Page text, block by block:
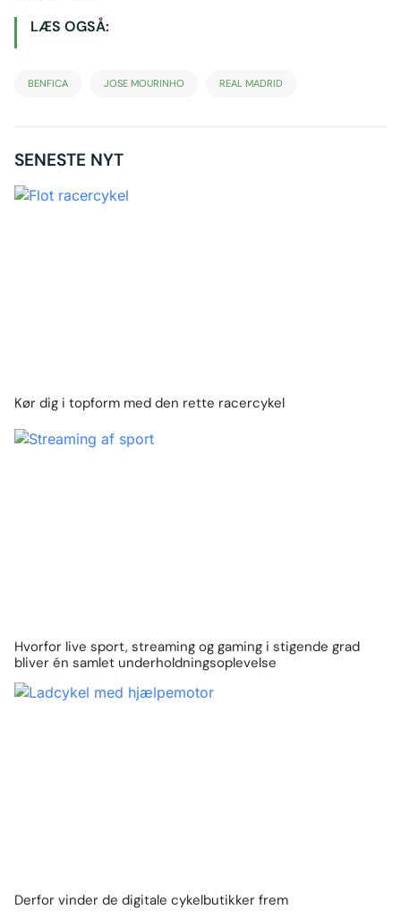
LÆS OGSÅ:
BENFICA JOSE MOURINHO REAL MADRID
SENESTE NYT
Kør dig i topform med den rette racercykel
Hvorfor live sport, streaming og gaming i stigende grad
bliver én samlet underholdningsoplevelse
Derfor vinder de digitale cykelbutikker frem